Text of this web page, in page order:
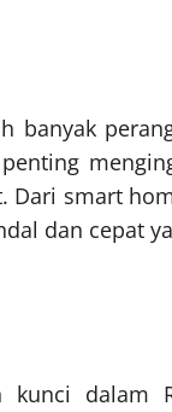
banyak
Dari smart
dan cepat
kunci dalam